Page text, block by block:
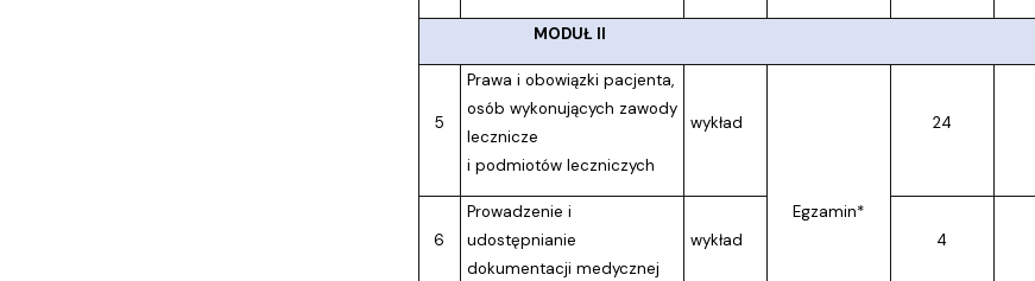
MODUŁ II
5
Prawa i obowiązki pacjenta,
osób wykonujących zawody
lecznicze
i podmiotów leczniczych
wykład
Egzamin*
24
6
Prowadzenie i
udostępnianie
dokumentacji medycznej
wykład 4